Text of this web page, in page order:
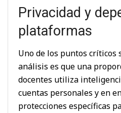
Privacidad y
plataformas
Uno de los puntos críticos
análisis es que una
docentes utiliza
cuentas personales y en
protecciones específicas